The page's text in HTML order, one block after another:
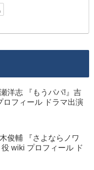
洋志 『もうパパ!』吉
ロフィール ドラマ出演
俊輔 『さよならノワ
wiki プロフィール ド